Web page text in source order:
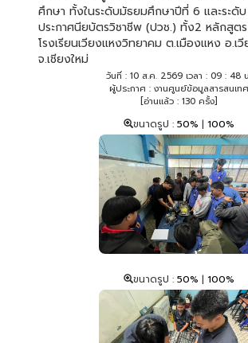
ศึกษา ทั้งในระดับมัธยมศึกษาปีที่ 6 และระดับ
ประกาศนียบัตรวิชาชีพ (ปวช.) ทั้ง2 หลักสูต
โรงเรียนเวียงแหงวิทยาคม ต.เมืองแหง อ.เ
จ.เชียงใหม่
วันที่ : 10 ส.ค. 2569 เวลา : 09 : 48
ผู้ประกาศ : งานศูนย์ข้อมูลสารสนเทศ
[อ่านแล้ว : 130 ครั้ง]
ขนาดรูป : 50% | 100%
ขนาดรูป : 50% | 100%